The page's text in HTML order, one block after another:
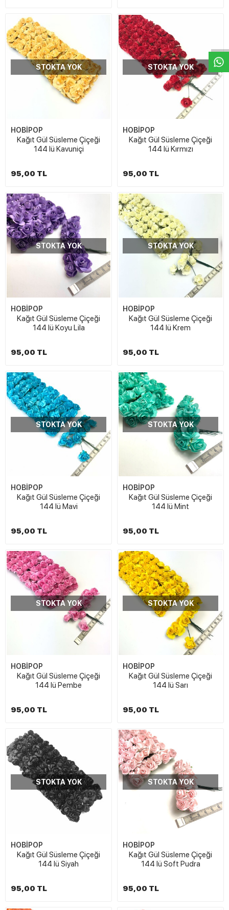
STOKTA YOK
HOBİPOP
Kağıt Gül Süsleme Çiçeği
144 lü Kavuniçi
95,00 TL
STOKTA YOK
HOBİPOP
Kağıt Gül Süsleme Çiçeği
144 lü Kırmızı
95,00 TL
STOKTA YOK
HOBİPOP
Kağıt Gül Süsleme Çiçeği
144 lü Koyu Lila
95,00 TL
STOKTA YOK
HOBİPOP
Kağıt Gül Süsleme Çiçeği
144 lü Krem
95,00 TL
STOKTA YOK
HOBİPOP
Kağıt Gül Süsleme Çiçeği
144 lü Mavi
95,00 TL
STOKTA YOK
HOBİPOP
Kağıt Gül Süsleme Çiçeği
144 lü Mint
95,00 TL
STOKTA YOK
HOBİPOP
Kağıt Gül Süsleme Çiçeği
144 lü Pembe
95,00 TL
STOKTA YOK
HOBİPOP
Kağıt Gül Süsleme Çiçeği
144 lü Sarı
95,00 TL
STOKTA YOK
HOBİPOP
Kağıt Gül Süsleme Çiçeği
144 lü Siyah
95,00 TL
STOKTA YOK
HOBİPOP
Kağıt Gül Süsleme Çiçeği
144 lü Soft Pudra
95,00 TL